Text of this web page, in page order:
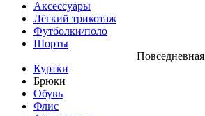
Аксессуары
Лёгкий трикотаж
Футболки/поло
Шорты
Повседневная
Куртки
Брюки
Обувь
Флис